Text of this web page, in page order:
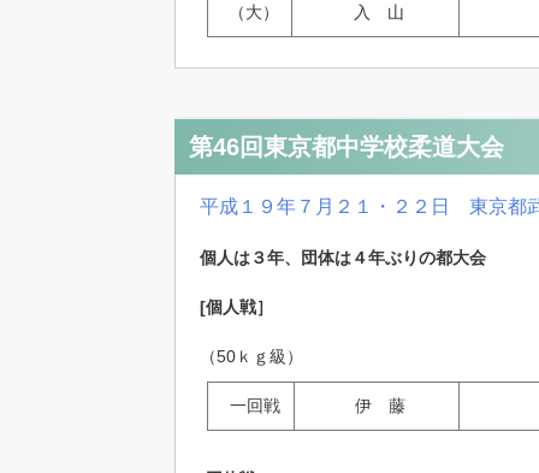
（大） 入 山
第46回東京都中学校柔道大会
平成１９年７月２１・２２日 東京都
個人は３年、団体は４年ぶりの都大会
[個人戦］
（50ｋｇ級）
一回戦 伊 藤